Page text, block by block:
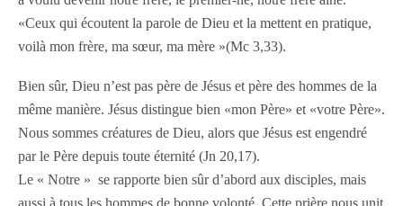
«Ceux qui écoutent la parole de Dieu et la mettent en pratique,
voilà mon frère, ma sœur, ma mère »(Mc 3,33).
Bien sûr, Dieu n’est pas père de Jésus et père des hommes de la
même manière. Jésus distingue bien «mon Père» et «votre Père».
Nous sommes créatures de Dieu, alors que Jésus est engendré
par le Père depuis toute éternité (Jn 20,17).
Le « Notre » se rapporte bien sûr d’abord aux disciples, mais
aussi à tous les hommes de bonne volonté. Cette prière nous unit